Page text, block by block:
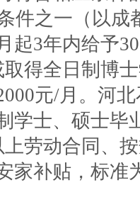
件之一（以成
起3年内给予
得全日制博
元/月。河
学士、硕士毕
劳动合同、
家补贴，标准